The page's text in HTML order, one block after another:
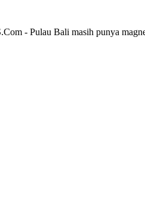
Pulau Bali masih punya